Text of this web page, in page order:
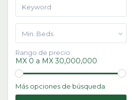
Min. Beds
Rango de precio:
MX 0 a MX 30,000,000
Más opciones de búsqueda